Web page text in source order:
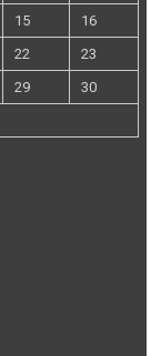
15
16
22
23
29
30